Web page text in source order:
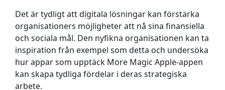
Det är tydligt att digitala lösningar kan förstärka
organisationers möjligheter att nå sina finansiella
och sociala mål. Den nyfikna organisationen kan ta
inspiration från exempel som detta och undersöka
hur appar som upptäck More Magic Apple-appen
kan skapa tydliga fördelar i deras strategiska
arbete.